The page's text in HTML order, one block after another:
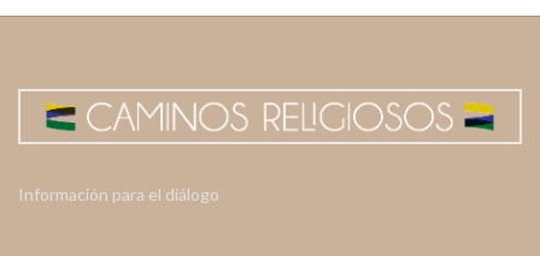
Información para el diálogo